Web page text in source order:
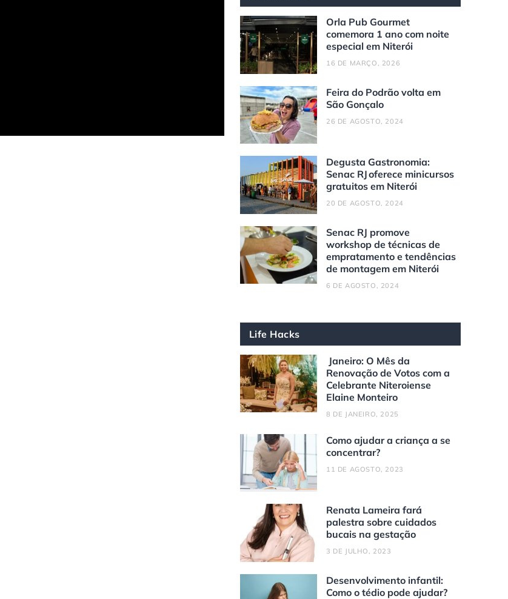
Orla Pub Gourmet
comemora 1 ano com noite
especial em Niterói
16 DE MARÇO, 2026
Feira do Podrão volta em
São Gonçalo
26 DE AGOSTO, 2024
Degusta Gastronomia:
Senac RJ oferece minicursos
gratuitos em Niterói
20 DE AGOSTO, 2024
Senac RJ promove
workshop de técnicas de
empratamento e tendências
de montagem em Niterói
6 DE AGOSTO, 2024
Life Hacks
Janeiro: O Mês da
Renovação de Votos com a
Celebrante Niteroiense
Elaine Monteiro
8 DE JANEIRO, 2025
Como ajudar a criança a se
concentrar?
11 DE AGOSTO, 2023
Renata Lameira fará
palestra sobre cuidados
bucais na gestação
3 DE JULHO, 2023
Desenvolvimento infantil:
Como o tédio pode ajudar?